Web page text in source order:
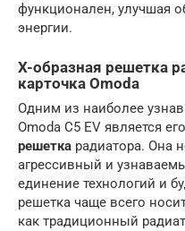
функционален, улучшая
энергии.
X-образная решетка
карточка Omoda
Одним из наиболее
Omoda C5 EV является
решетка радиатора. Она
агрессивный и
единение технологий и
решетка чаще всего
как традиционный